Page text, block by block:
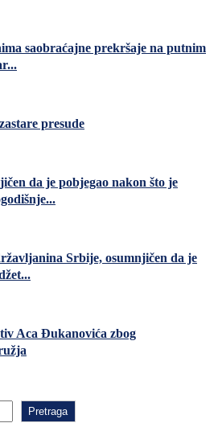
saobraćajne prekršaje na putnim
presude
da je pobjegao nakon što je
Srbije, osumnjičen da je
Aca Đukanovića zbog
Pretraga